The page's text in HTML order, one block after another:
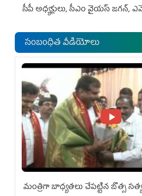
సీపీ అధ్య‌క్షులు, సీఎం వైయ‌స్ జ‌గ‌న్,
సంబంధిత వీడియోలు
మంత్రిగా బాధ్యతలు చేపట్టిన బొత్స